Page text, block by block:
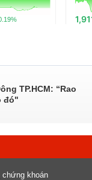
TP.HCM: “Rao
đó"
khoán